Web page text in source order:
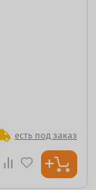
есть под заказ